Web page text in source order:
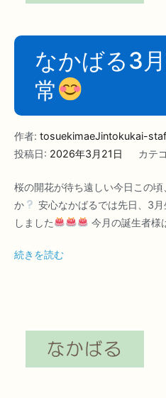
なかばる3
常
作者: tosuekimaeJintokukai-
投稿日: 2026年3月21日 カテ
桜の開花が待ち遠しい今日この
か
安心なかばるでは先日、3
しました
今月の誕生者
続きを読む